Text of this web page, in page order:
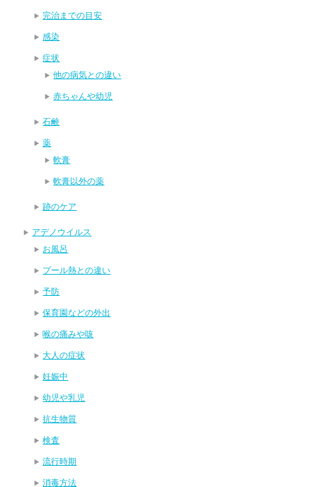
完治までの目安
感染
症状
他の病気との違い
赤ちゃんや幼児
石鹸
薬
軟膏
軟膏以外の薬
跡のケア
アデノウイルス
お風呂
プール熱との違い
予防
保育園などの外出
喉の痛みや咳
大人の症状
妊娠中
幼児や乳児
抗生物質
検査
流行時期
消毒方法